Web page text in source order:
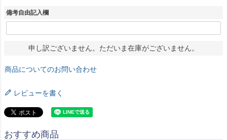
備考自由記入欄
申し訳ございません。ただいま在庫がございません。
商品についてのお問い合わせ
レビューを書く
おすすめ商品